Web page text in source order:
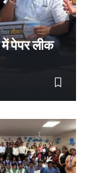
में पेपर लीक